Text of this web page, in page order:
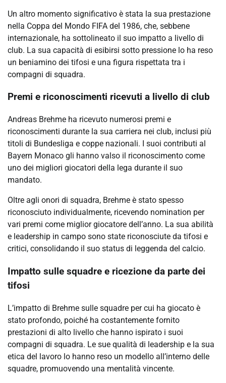
Un altro momento significativo è stata la sua prestazione
nella Coppa del Mondo FIFA del 1986, che, sebbene
internazionale, ha sottolineato il suo impatto a livello di
club. La sua capacità di esibirsi sotto pressione lo ha reso
un beniamino dei tifosi e una figura rispettata tra i
compagni di squadra.
Premi e riconoscimenti ricevuti a livello di club
Andreas Brehme ha ricevuto numerosi premi e
riconoscimenti durante la sua carriera nei club, inclusi più
titoli di Bundesliga e coppe nazionali. I suoi contributi al
Bayern Monaco gli hanno valso il riconoscimento come
uno dei migliori giocatori della lega durante il suo
mandato.
Oltre agli onori di squadra, Brehme è stato spesso
riconosciuto individualmente, ricevendo nomination per
vari premi come miglior giocatore dell’anno. La sua abilità
e leadership in campo sono state riconosciute da tifosi e
critici, consolidando il suo status di leggenda del calcio.
Impatto sulle squadre e ricezione da parte dei
tifosi
L’impatto di Brehme sulle squadre per cui ha giocato è
stato profondo, poiché ha costantemente fornito
prestazioni di alto livello che hanno ispirato i suoi
compagni di squadra. Le sue qualità di leadership e la sua
etica del lavoro lo hanno reso un modello all’interno delle
squadre, promuovendo una mentalità vincente.